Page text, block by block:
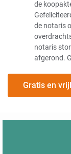
de
de notaris
notaris
afgerond.
Gratis en